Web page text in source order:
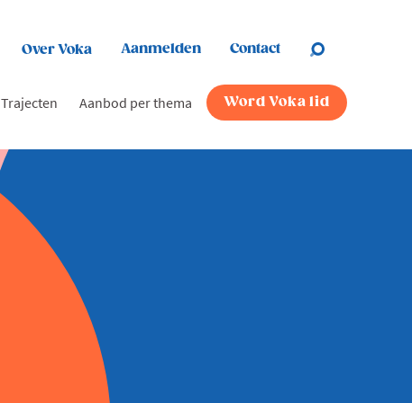
Over Voka Aanmelden Contact
Trajecten Aanbod per thema Word Voka lid